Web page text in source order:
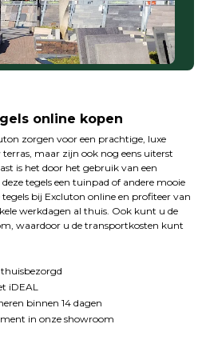
online kopen
zorgen voor een prachtige, luxe
maar zijn ook nog eens uiterst
is het door het gebruik van een
tegels een tuinpad of andere mooie
tegels bij Excluton online en profiteer van
werkdagen al thuis. Ook kunt u de
waardoor u de transportkosten kunt
iDEAL
binnen 14 dagen
in onze showroom